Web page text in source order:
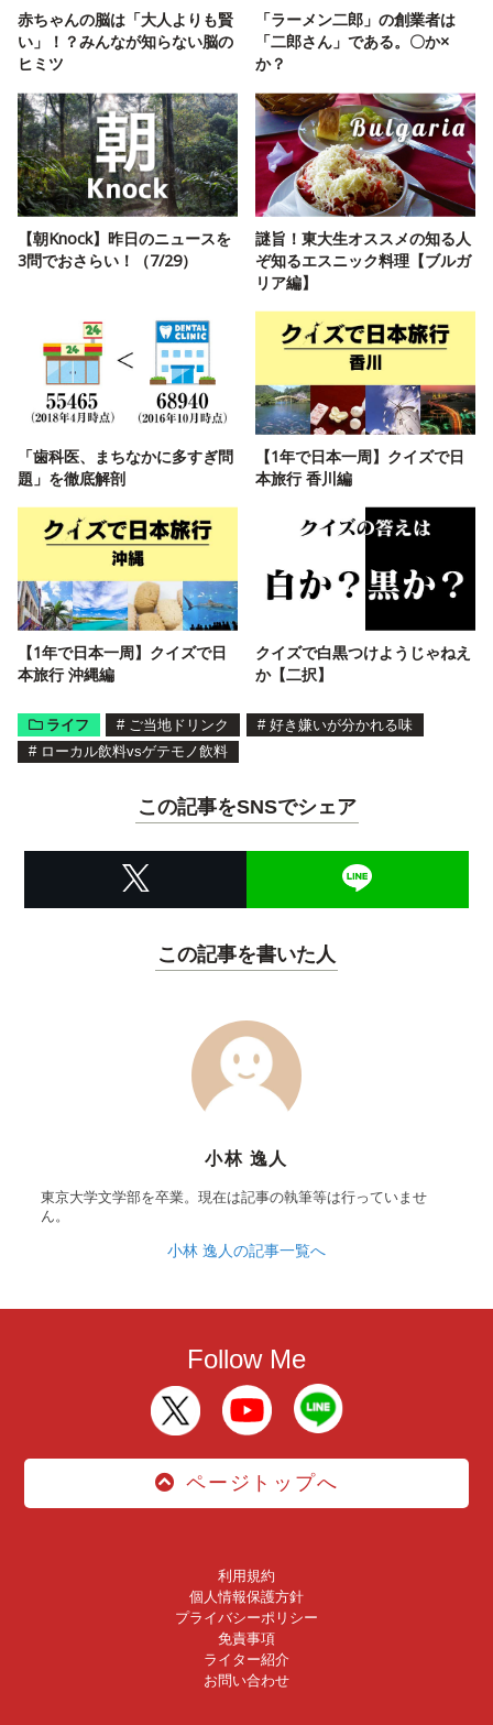
赤ちゃんの脳は「大人よりも賢
い」！？みんなが知らない脳の
ヒミツ
「ラーメン二郎」の創業者は
「二郎さん」である。〇か×
か？
【朝Knock】昨日のニュースを
3問でおさらい！（7/29）
謎旨！東大生オススメの知る人
ぞ知るエスニック料理【ブルガ
リア編】
「歯科医、まちなかに多すぎ問
題」を徹底解剖
【1年で日本一周】クイズで日
本旅行 香川編
【1年で日本一周】クイズで日
本旅行 沖縄編
クイズで白黒つけようじゃねえ
か【二択】
ライフ # ご当地ドリンク # 好き嫌いが分かれる味
# ローカル飲料vsゲテモノ飲料
この記事をSNSでシェア
この記事を書いた人
小林 逸人
東京大学文学部を卒業。現在は記事の執筆等は行っていませ
ん。
小林 逸人の記事一覧へ
Follow Me
ページトップへ
利用規約
個人情報保護方針
プライバシーポリシー
免責事項
ライター紹介
お問い合わせ